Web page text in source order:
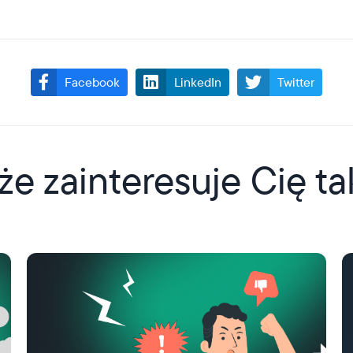
Facebook LinkedIn Twitter
zainteresuje Cię